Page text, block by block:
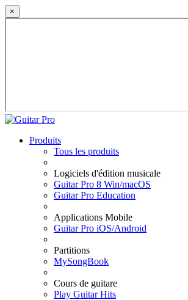
×
Produits
Tous les produits
Logiciels d'édition musicale
Guitar Pro 8 Win/macOS
Guitar Pro Education
Applications Mobile
Guitar Pro iOS/Android
Partitions
MySongBook
Cours de guitare
Play Guitar Hits